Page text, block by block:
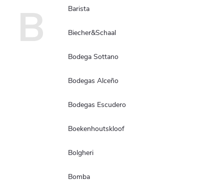
B Barista
Biecher&Schaal
Bodega Sottano
Bodegas Alceño
Bodegas Escudero
Boekenhoutskloof
Bolgheri
Bomba